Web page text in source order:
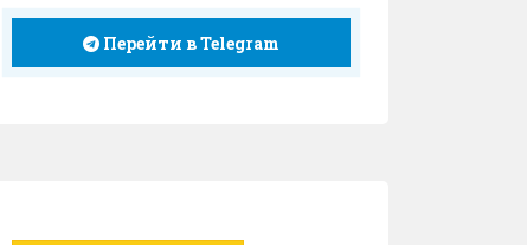
Перейти в Telegram